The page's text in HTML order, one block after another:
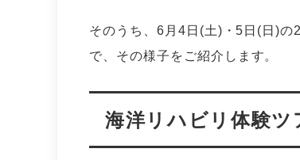
そのうち、6月4日(土)・5日(日)の
で、その様子をご紹介します。
海洋リハビリ体験ツ